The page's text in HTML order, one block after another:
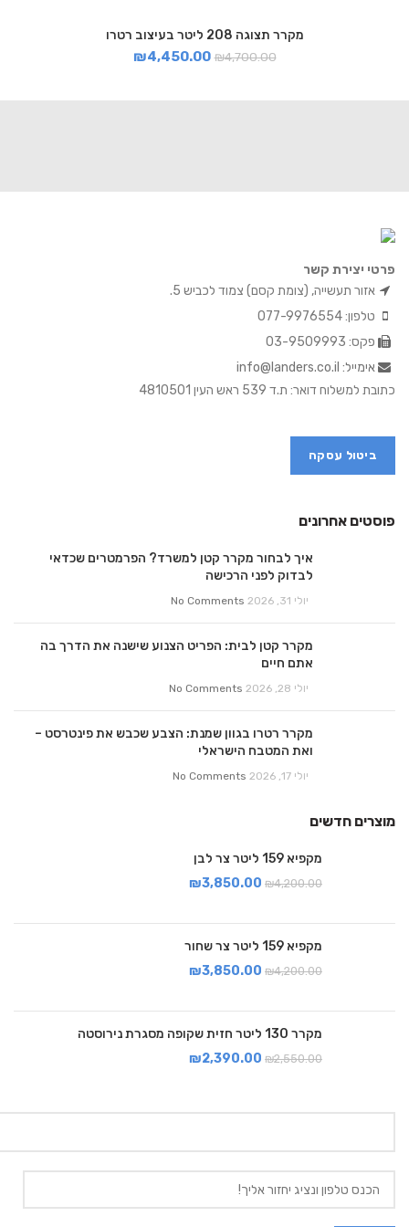
מקרר תצוגה 208 ליטר בעיצוב רטרו
₪4,700.00
₪4,450.00
פרטי יצירת קשר
אזור תעשייה, (צומת קסם) צמוד לכביש 5.
טלפון: 077-9976554
פקס: 03-9509993
אימייל: info@landers.co.il
כתובת למשלוח דואר: ת.ד 539 ראש העין 4810501
ביטול עסקה
פוסטים אחרונים
איך לבחור מקרר קטן למשרד? הפרמטרים שכדאי
לבדוק לפני הרכישה
יולי 31, 2026 No Comments
מקרר קטן לבית: הפריט הצנוע שישנה את הדרך בה
אתם חיים
יולי 28, 2026 No Comments
מקרר רטרו בגוון שמנת: הצבע שכבש את פינטרסט –
ואת המטבח הישראלי
יולי 17, 2026 No Comments
מוצרים חדשים
מקפיא 159 ליטר צר לבן
₪4,200.00
₪3,850.00
מקפיא 159 ליטר צר שחור
₪4,200.00
₪3,850.00
מקרר 130 ליטר חזית שקופה מסגרת נירוסטה
₪2,550.00
₪2,390.00